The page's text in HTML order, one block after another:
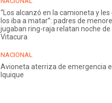
“Los alcanzó en la camioneta y les
los iba a matar”: padres de
jugaban ring-raja relatan noche
Vitacura
NACIONAL
Avioneta aterriza de emergencia
Iquique